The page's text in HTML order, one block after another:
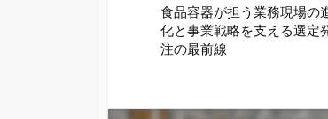
食品容器が担う業務現場の
化と事業戦略を支える選定
注の最前線